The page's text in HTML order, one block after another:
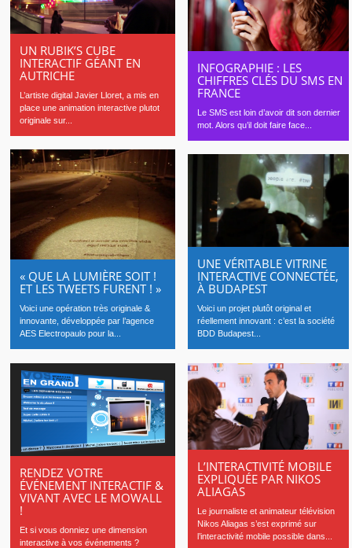
UN RUBIK’S CUBE
INTERACTIF GÉANT EN
AUTRICHE
L’artiste digital Javier Lloret, a mis en
place une animation interactive plutot
originale sur...
INFOGRAPHIE : LES
CHIFFRES CLÉS DU SMS EN
FRANCE
Le SMS est loin d’avoir dit son dernier
mot. Alors qu’il doit faire face...
« QUE LA LUMIÈRE SOIT !
ET LES TWEETS FURENT ! »
Voici une opération très originale &
innovante, développée par l’agence
AES Electropaulo pour la...
UNE VÉRITABLE VITRINE
INTERACTIVE CONNECTÉE,
À BUDAPEST
Voici un projet plutôt original et
réellement innovant : c’est la société
BDD Budapest...
RENDEZ VOTRE
ÉVÉNEMENT INTERACTIF &
VIVANT AVEC LE MOWALL
!
Et si vous donniez une dimension
interactive à vos événements ?
L’INTERACTIVITÉ MOBILE
EXPLIQUÉE PAR NIKOS
ALIAGAS
Le journaliste et animateur télévision
Nikos Aliagas s’est exprimé sur
l’interactivité mobile possible dans...